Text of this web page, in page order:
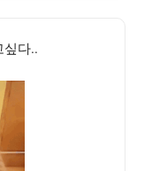
싶다..